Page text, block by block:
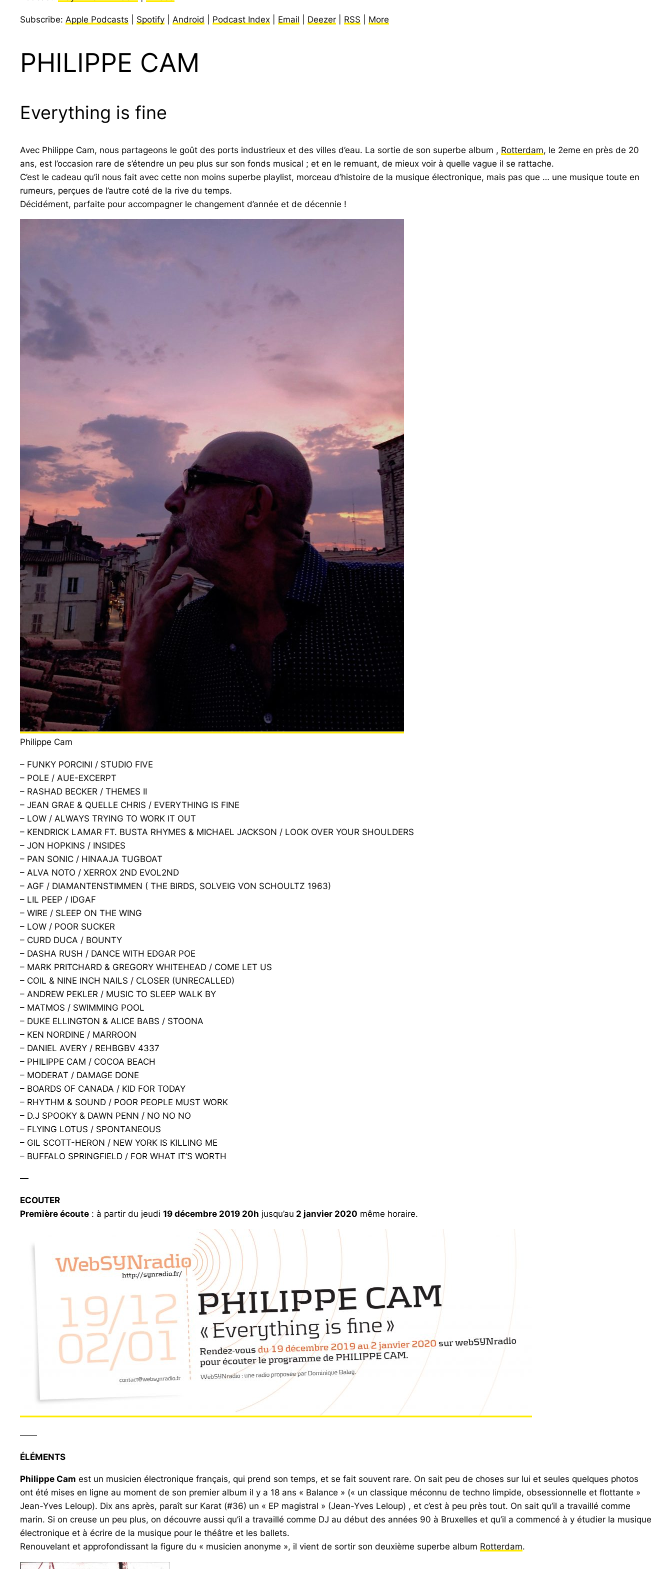
Subscribe: Apple Podcasts Spotify Android Podcast Index Email Deezer RSS More
PHILIPPE CAM
Everything is fine
Avec Philippe Cam, nous partageons le goût des ports industrieux et des villes d’eau. La sortie de son superbe album , Rotterdam, le 2eme en près de 20
ans, est l’occasion rare de s’étendre un peu plus sur son fonds musical ; et en le remuant, de mieux voir à quelle vague il se rattache.
C’est le cadeau qu’il nous fait avec cette non moins superbe playlist, morceau d’histoire de la musique électronique, mais pas que … une musique toute en
rumeurs, perçues de l’autre coté de la rive du temps.
Décidément, parfaite pour accompagner le changement d’année et de décennie !
Philippe Cam
– FUNKY PORCINI / STUDIO FIVE
– POLE / AUE-EXCERPT
– RASHAD BECKER / THEMES II
– JEAN GRAE & QUELLE CHRIS / EVERYTHING IS FINE
– LOW / ALWAYS TRYING TO WORK IT OUT
– KENDRICK LAMAR FT. BUSTA RHYMES & MICHAEL JACKSON / LOOK OVER YOUR SHOULDERS
– JON HOPKINS / INSIDES
– PAN SONIC / HINAAJA TUGBOAT
– ALVA NOTO / XERROX 2ND EVOL2ND
– AGF / DIAMANTENSTIMMEN ( THE BIRDS, SOLVEIG VON SCHOULTZ 1963)
– LIL PEEP / IDGAF
– WIRE / SLEEP ON THE WING
– LOW / POOR SUCKER
– CURD DUCA / BOUNTY
– DASHA RUSH / DANCE WITH EDGAR POE
– MARK PRITCHARD & GREGORY WHITEHEAD / COME LET US
– COIL & NINE INCH NAILS / CLOSER (UNRECALLED)
– ANDREW PEKLER / MUSIC TO SLEEP WALK BY
– MATMOS / SWIMMING POOL
– DUKE ELLINGTON & ALICE BABS / STOONA
– KEN NORDINE / MARROON
– DANIEL AVERY / REHBGBV 4337
– PHILIPPE CAM / COCOA BEACH
– MODERAT / DAMAGE DONE
– BOARDS OF CANADA / KID FOR TODAY
– RHYTHM & SOUND / POOR PEOPLE MUST WORK
– D.J SPOOKY & DAWN PENN / NO NO NO
– FLYING LOTUS / SPONTANEOUS
– GIL SCOTT-HERON / NEW YORK IS KILLING ME
– BUFFALO SPRINGFIELD / FOR WHAT IT’S WORTH
—
ECOUTER
Première écoute : à partir du jeudi 19 décembre 2019 20h jusqu’au 2 janvier 2020 même horaire.
——
ÉLÉMENTS
Philippe Cam est un musicien électronique français, qui prend son temps, et se fait souvent rare. On sait peu de choses sur lui et seules quelques photos
ont été mises en ligne au moment de son premier album il y a 18 ans « Balance » (« un classique méconnu de techno limpide, obsessionnelle et flottante »
Jean-Yves Leloup). Dix ans après, paraît sur Karat (#36) un « EP magistral » (Jean-Yves Leloup) , et c’est à peu près tout. On sait qu’il a travaillé comme
marin. Si on creuse un peu plus, on découvre aussi qu’il a travaillé comme DJ au début des années 90 à Bruxelles et qu’il a commencé à y étudier la musique
électronique et à écrire de la musique pour le théâtre et les ballets.
Renouvelant et approfondissant la figure du « musicien anonyme », il vient de sortir son deuxième superbe album Rotterdam.